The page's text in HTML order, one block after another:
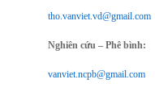
tho.vanviet.vd@gmail.com
Nghiên cứu – Phê bình:
vanviet.ncpb@gmail.com